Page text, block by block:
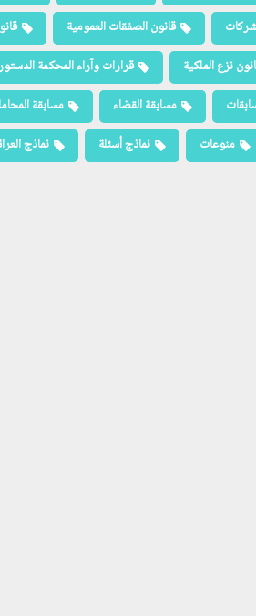
قانون الصفقات العمومية
نزع الملكية قرارات وآراء المحكمة
مسابقة القضاء مسابقة
منوعات نماذج أسئلة نماذج